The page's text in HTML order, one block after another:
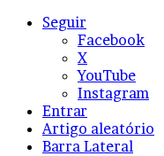
Seguir
Facebook
X
YouTube
Instagram
Entrar
Artigo aleatório
Barra Lateral